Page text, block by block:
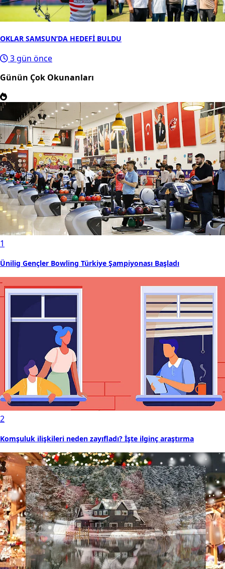
OKLAR SAMSUN’DA HEDEFİ BULDU
3 gün önce
Günün Çok Okunanları
1
Ünilig Gençler Bowling Türkiye Şampiyonası Başladı
2
Komşuluk ilişkileri neden zayıfladı? İşte ilginç araştırma